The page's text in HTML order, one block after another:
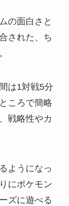
の面白さと
された、ち
は1対戦5分
ころで簡略
戦略性やカ
ようになっ
にポケモン
ズに遊べる